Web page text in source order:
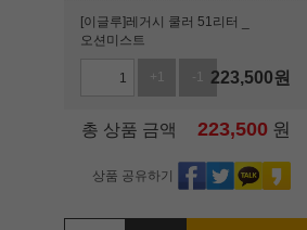
[이글루]레거시 쿨러 51리터 _
오션미스트
+1 -1 223,500원
총 상품 금액 223,500 원
상품 공유하기